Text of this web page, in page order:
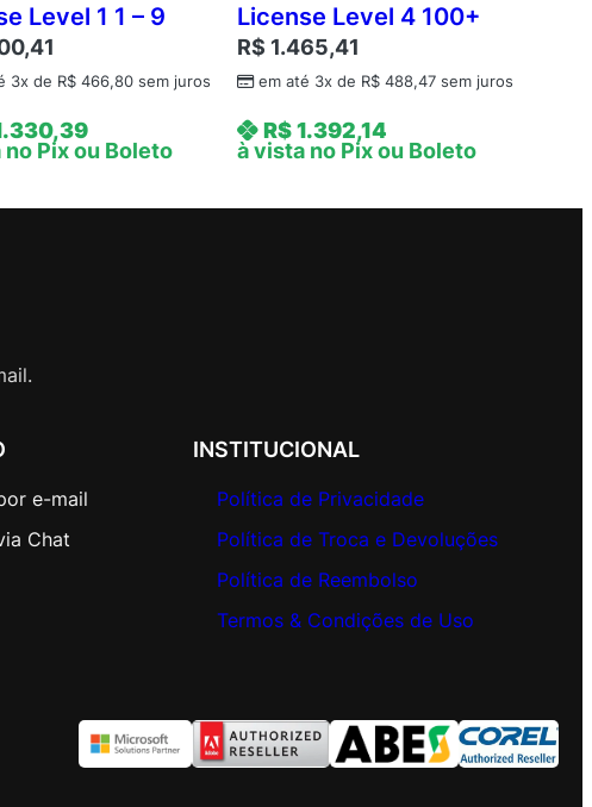
Level 1 1 – 9
3x de R$ 466,80 sem juros
no Pix ou Boleto
License Level 4 100+
R$ 1.465,41
em até 3x de R$488,47sem juros
R$1.392,14
à vista no Pix ou Boleto
e-mail
Chat
INSTITUCIONAL
Política de Privacidade
Política de Troca e Devoluções
Política de Reembolso
Termos & Condições de Uso